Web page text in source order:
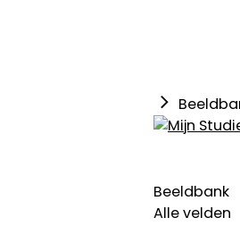
Beeldbank
Alle velden